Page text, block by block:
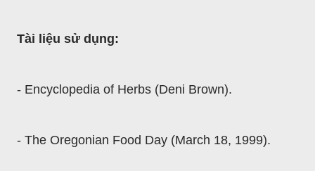
Tài liệu sử dụng:
- Encyclopedia of Herbs (Deni Brown).
- The Oregonian Food Day (March 18, 1999).